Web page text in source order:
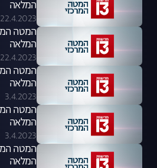
המלאה
22.4.2023
המלאה
22.4.2023
המלאה
3.4.2023
המלאה
3.4.2023
המלאה